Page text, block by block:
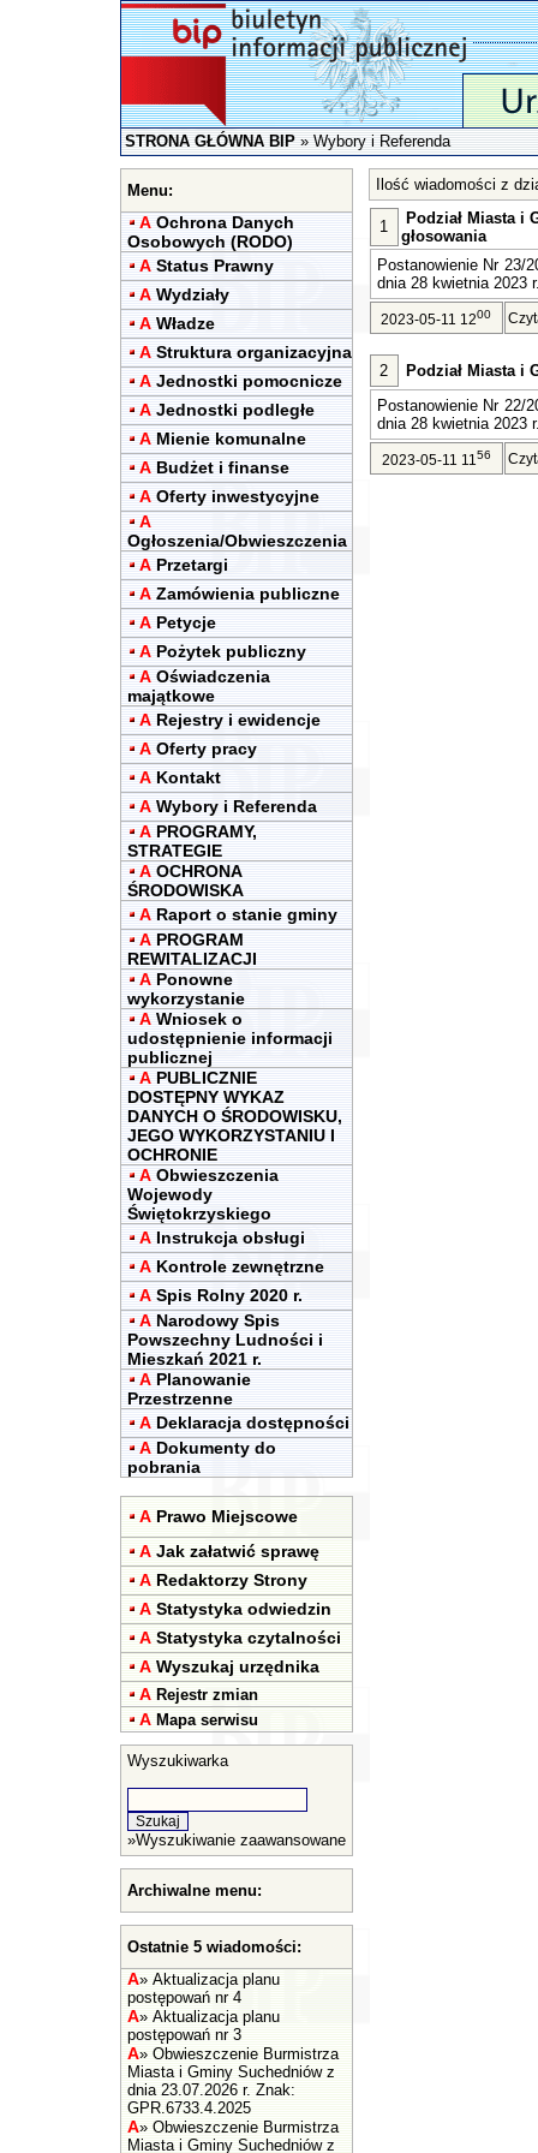
STRONA GŁÓWNA BIP»Wybory i Referenda
Menu:
A Ochrona Danych
Osobowych (RODO)
A Status Prawny
A Wydziały
A Władze
A Struktura organizacyjna
A Jednostki pomocnicze
A Jednostki podległe
A Mienie komunalne
A Budżet i finanse
A Oferty inwestycyjne
A
Ogłoszenia/Obwieszczenia
A Przetargi
A Zamówienia publiczne
A Petycje
A Pożytek publiczny
A Oświadczenia
majątkowe
A Rejestry i ewidencje
A Oferty pracy
A Kontakt
A Wybory i Referenda
A PROGRAMY,
STRATEGIE
A OCHRONA
ŚRODOWISKA
A Raport o stanie gminy
A PROGRAM
REWITALIZACJI
A Ponowne
wykorzystanie
A Wniosek o
udostępnienie informacji
publicznej
A PUBLICZNIE
DOSTĘPNY WYKAZ
DANYCH O ŚRODOWISKU,
JEGO WYKORZYSTANIU I
OCHRONIE
A Obwieszczenia
Wojewody
Świętokrzyskiego
A Instrukcja obsługi
A Kontrole zewnętrzne
A Spis Rolny 2020 r.
A Narodowy Spis
Powszechny Ludności i
Mieszkań 2021 r.
A Planowanie
Przestrzenne
A Deklaracja dostępności
A Dokumenty do
pobrania
A Prawo Miejscowe
A Jak załatwić sprawę
A Redaktorzy Strony
A Statystyka odwiedzin
A Statystyka czytalności
A Wyszukaj urzędnika
A Rejestr zmian
A Mapa serwisu
Wyszukiwarka
»Wyszukiwanie zaawansowane
Archiwalne menu:
Ostatnie 5 wiadomości:
A» Aktualizacja planu
postępowań nr 4
A» Aktualizacja planu
postępowań nr 3
A» Obwieszczenie Burmistrza
Miasta i Gminy Suchedniów z
dnia 23.07.2026 r. Znak:
GPR.6733.4.2025
A» Obwieszczenie Burmistrza
Miasta i Gminy Suchedniów z
Ilość wiadomości z
1
Podział Miasta i
głosowania
Postanowienie Nr 23/
dnia 28 kwietnia 2023
2023-05-11 1200
2
Podział Miasta i
Postanowienie Nr 22/
dnia 28 kwietnia 2023
2023-05-11 1156